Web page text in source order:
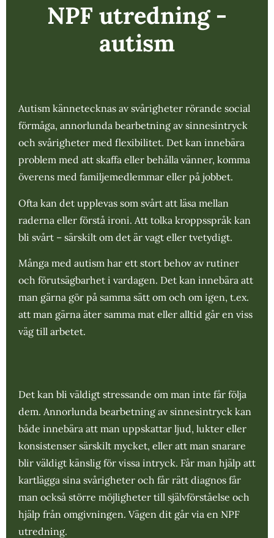
NPF utredning -
autism
Autism kännetecknas av svårigheter rörande social
förmåga, annorlunda bearbetning av sinnesintryck
och svårigheter med flexibilitet. Det kan innebära
problem med att skaffa eller behålla vänner, komma
överens med familjemedlemmar eller på jobbet.
Ofta kan det upplevas som svårt att läsa mellan
raderna eller förstå ironi. Att tolka kroppsspråk kan
bli svårt – särskilt om det är vagt eller tvetydigt.
Många med autism har ett stort behov av rutiner
och förutsägbarhet i vardagen. Det kan innebära att
man gärna gör på samma sätt om och om igen, t.ex.
att man gärna äter samma mat eller alltid går en viss
väg till arbetet.
Det kan bli väldigt stressande om man inte får följa
dem. Annorlunda bearbetning av sinnesintryck kan
både innebära att man uppskattar ljud, lukter eller
konsistenser särskilt mycket, eller att man snarare
blir väldigt känslig för vissa intryck. Får man hjälp att
kartlägga sina svårigheter och får rätt diagnos får
man också större möjligheter till självförståelse och
hjälp från omgivningen. Vägen dit går via en NPF
utredning.